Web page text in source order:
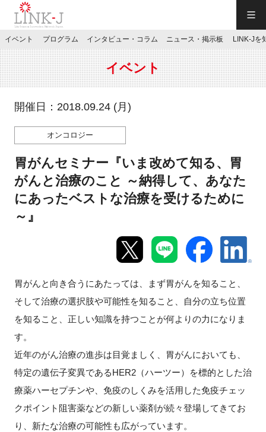
JP／EN
特別会員専用メニュー
施設ご予約
お問い合わせ
新規登録
イベント
プログラム
ニュース・掲示板
イベント プログラム インタビュー・コラム ニュース・掲示板 LINK-Jを
イベント
開催日：2018.09.24 (月)
オンコロジー
胃がんセミナー『いま改めて知る、胃
がんと治療のこと ～納得して、あなた
にあったベストな治療を受けるために
～』
胃がんと向き合うにあたっては、まず胃がんを知ること、
そして治療の選択肢や可能性を知ること、自分の立ち位置
を知ること、正しい知識を持つことが何よりの力になりま
す。
近年のがん治療の進歩は目覚ましく、胃がんにおいても、
特定の遺伝子変異であるHER2（ハーツー）を標的とした治
療薬ハーセプチンや、免疫のしくみを活用した免疫チェッ
クポイント阻害薬などの新しい薬剤が続々登場してきてお
り、新たな治療の可能性も広がっています。